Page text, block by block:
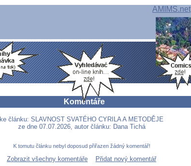
AMIMS.net
Komentáře
ke článku: SLAVNOST SVATÉHO CYRILA A METODĚJE
ze dne 07.07.2026, autor článku: Dana Tichá
K tomutu článku nebyl doposud přiřazen žádný komentář!
Zobrazit všechny komentáře
Přidat nový komentář